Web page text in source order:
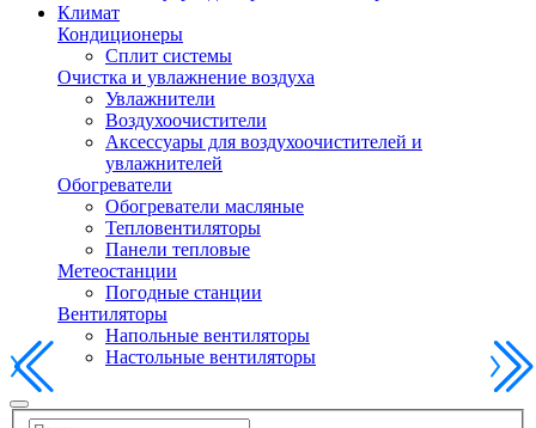
Климат
Кондиционеры
Сплит системы
Очистка и увлажнение воздуха
Увлажнители
Воздухоочистители
Аксессуары для воздухоочистителей и
увлажнителей
Обогреватели
Обогреватели масляные
Тепловентиляторы
Панели тепловые
Метеостанции
Погодные станции
Вентиляторы
Напольные вентиляторы
Настольные вентиляторы